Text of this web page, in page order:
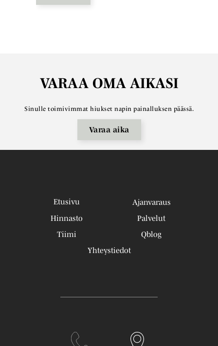
VARAA OMA AIKASI
Sinulle toimivimmat hiukset napin painalluksen päässä.
Varaa aika
Etusivu
Ajanvaraus
Hinnasto
Palvelut
Tiimi
Qblog
Yhteystiedot